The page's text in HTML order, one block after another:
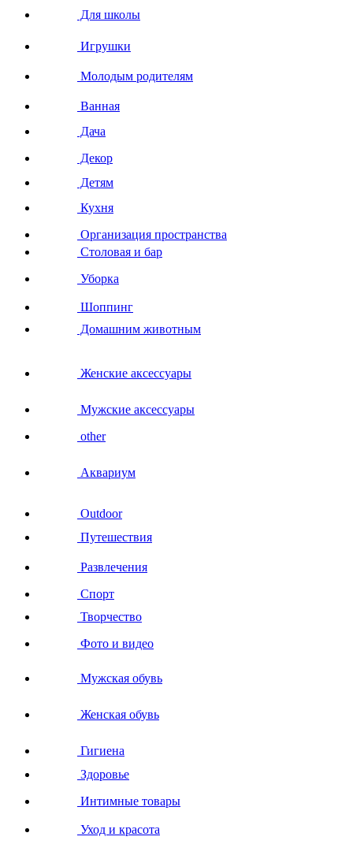
Для школы
Игрушки
Молодым родителям
Ванная
Дача
Декор
Детям
Кухня
Организация пространства
Столовая и бар
Уборка
Шоппинг
Домашним животным
Женские аксессуары
Мужские аксессуары
other
Аквариум
Outdoor
Путешествия
Развлечения
Спорт
Творчество
Фото и видео
Мужская обувь
Женская обувь
Гигиена
Здоровье
Интимные товары
Уход и красота